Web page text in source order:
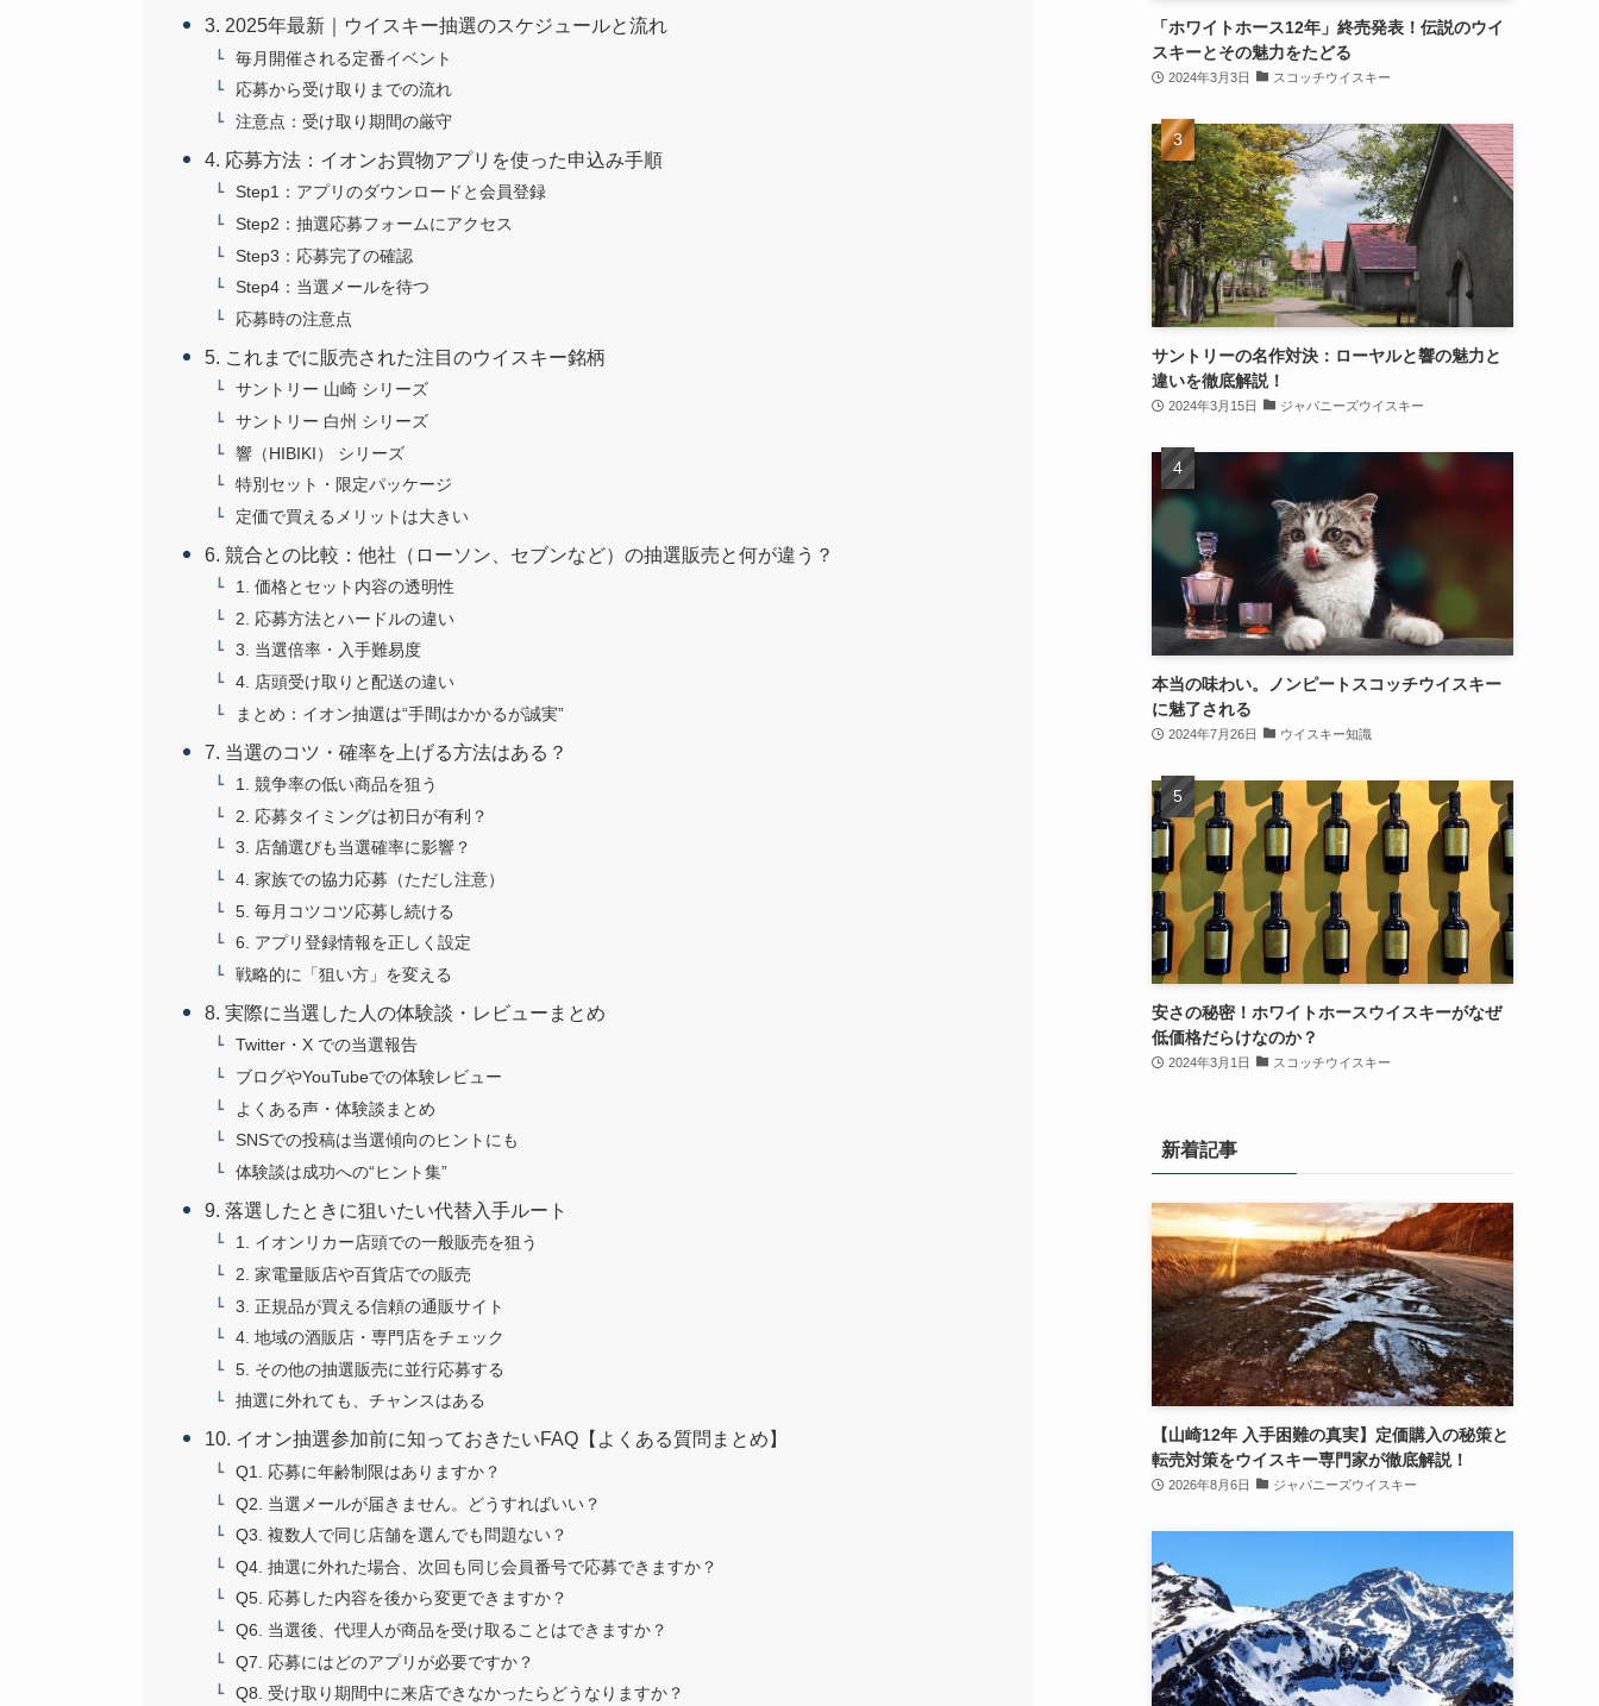
3. 2025年最新｜ウイスキー抽選のスケジュールと流れ
毎月開催される定番イベント
応募から受け取りまでの流れ
注意点：受け取り期間の厳守
4. 応募方法：イオンお買物アプリを使った申込み手順
Step1：アプリのダウンロードと会員登録
Step2：抽選応募フォームにアクセス
Step3：応募完了の確認
Step4：当選メールを待つ
応募時の注意点
5. これまでに販売された注目のウイスキー銘柄
サントリー 山崎 シリーズ
サントリー 白州 シリーズ
響（HIBIKI） シリーズ
特別セット・限定パッケージ
定価で買えるメリットは大きい
6. 競合との比較：他社（ローソン、セブンなど）の抽選販売と何が違う？
1. 価格とセット内容の透明性
2. 応募方法とハードルの違い
3. 当選倍率・入手難易度
4. 店頭受け取りと配送の違い
まとめ：イオン抽選は“手間はかかるが誠実”
7. 当選のコツ・確率を上げる方法はある？
1. 競争率の低い商品を狙う
2. 応募タイミングは初日が有利？
3. 店舗選びも当選確率に影響？
4. 家族での協力応募（ただし注意）
5. 毎月コツコツ応募し続ける
6. アプリ登録情報を正しく設定
戦略的に「狙い方」を変える
8. 実際に当選した人の体験談・レビューまとめ
Twitter・X での当選報告
ブログやYouTubeでの体験レビュー
よくある声・体験談まとめ
SNSでの投稿は当選傾向のヒントにも
体験談は成功への“ヒント集”
9. 落選したときに狙いたい代替入手ルート
1. イオンリカー店頭での一般販売を狙う
2. 家電量販店や百貨店での販売
3. 正規品が買える信頼の通販サイト
4. 地域の酒販店・専門店をチェック
5. その他の抽選販売に並行応募する
抽選に外れても、チャンスはある
10. イオン抽選参加前に知っておきたいFAQ【よくある質問まとめ】
Q1. 応募に年齢制限はありますか？
Q2. 当選メールが届きません。どうすればいい？
Q3. 複数人で同じ店舗を選んでも問題ない？
Q4. 抽選に外れた場合、次回も同じ会員番号で応募できますか？
Q5. 応募した内容を後から変更できますか？
Q6. 当選後、代理人が商品を受け取ることはできますか？
Q7. 応募にはどのアプリが必要ですか？
Q8. 受け取り期間中に来店できなかったらどうなりますか？
「ホワイトホース12年」終売発表！伝説のウイ
スキーとその魅力をたどる
2024年3月3日 スコッチウイスキー
サントリーの名作対決：ローヤルと響の魅力と
違いを徹底解説！
2024年3月15日 ジャパニーズウイスキー
本当の味わい。ノンピートスコッチウイスキー
に魅了される
2024年7月26日 ウイスキー知識
安さの秘密！ホワイトホースウイスキーがなぜ
低価格だらけなのか？
2024年3月1日 スコッチウイスキー
新着記事
【山崎12年 入手困難の真実】定価購入の秘策と
転売対策をウイスキー専門家が徹底解説！
2026年8月6日 ジャパニーズウイスキー